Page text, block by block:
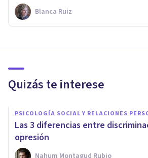
Blanca Ruiz
Quizás te interese
PSICOLOGÍA SOCIAL Y RELACIONES
Las 3 diferencias entre
opresión
Nahum Montagud Rubio